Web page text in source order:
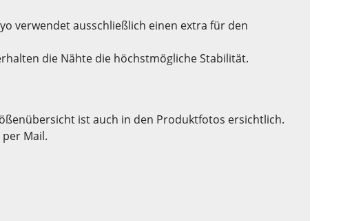
verwendet ausschließlich einen extra für den
die Nähte die höchstmögliche Stabilität.
ist auch in den Produktfotos ersichtlich.
Mail.